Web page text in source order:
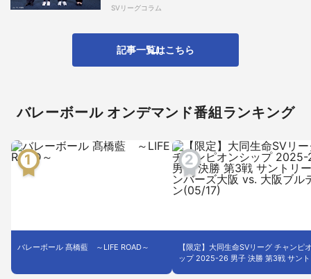
SVリーグコラム
記事一覧はこちら
バレーボール オンデマンド番組ランキング
バレーボール 髙橋藍 ～LIFE ROAD～
【限定】大同生命SVリーグ チャンピ
ップ 2025-26 男子 決勝 第3戦 サン